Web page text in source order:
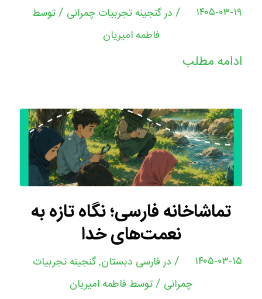
۱۴۰۵-۰۳-۱۹ / درگنجینه تجربیات چمرانی /توسط
فاطمه امیریان
ادامه مطلب
تماشاخانه فارسی؛ نگاه تازه به
نعمت‌های خدا
۱۴۰۵-۰۳-۱۵ / درفارسی دبستان,گنجینه تجربیات
چمرانی /توسطفاطمه امیریان